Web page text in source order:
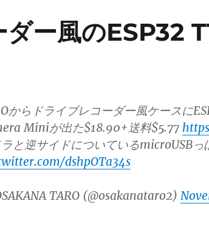
ダー風のESP32
からドライブレコーダー風ケースに
Miniが出た$18.90+送料$5.77
ラと逆サイドについているmicroUSBっ
dshpOTa34s
TARO (@osakanataro2)